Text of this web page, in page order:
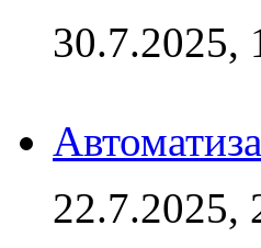
30.7.2025,
22.7.2025,